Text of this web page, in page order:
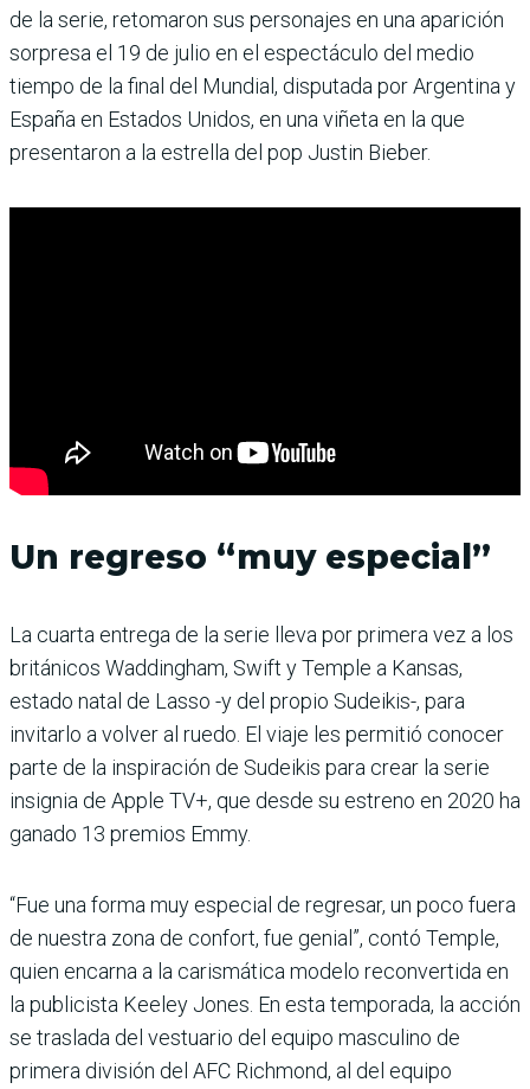
de la serie, retomaron sus personajes en una aparición
sorpresa el 19 de julio en el espectáculo del medio
tiempo de la final del Mundial, disputada por Argentina y
España en Estados Unidos, en una viñeta en la que
presentaron a la estrella del pop Justin Bieber.
Un regreso “muy especial”
La cuarta entrega de la serie lleva por primera vez a los
británicos Waddingham, Swift y Temple a Kansas,
estado natal de Lasso -y del propio Sudeikis-, para
invitarlo a volver al ruedo. El viaje les permitió conocer
parte de la inspiración de Sudeikis para crear la serie
insignia de Apple TV+, que desde su estreno en 2020 ha
ganado 13 premios Emmy.
“Fue una forma muy especial de regresar, un poco fuera
de nuestra zona de confort, fue genial”, contó Temple,
quien encarna a la carismática modelo reconvertida en
la publicista Keeley Jones. En esta temporada, la acción
se traslada del vestuario del equipo masculino de
primera división del AFC Richmond, al del equipo